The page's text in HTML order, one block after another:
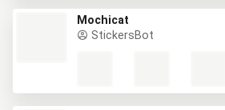
Mochicat
StickersBot